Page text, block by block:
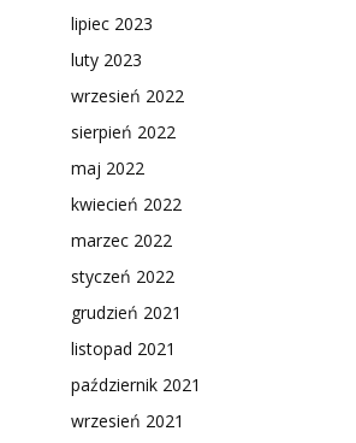
lipiec 2023
luty 2023
wrzesień 2022
sierpień 2022
maj 2022
kwiecień 2022
marzec 2022
styczeń 2022
grudzień 2021
listopad 2021
październik 2021
wrzesień 2021